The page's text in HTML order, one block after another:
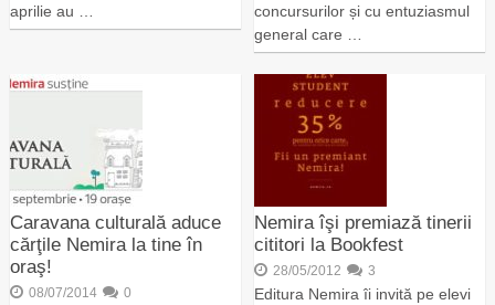
aprilie au …
concursurilor și cu entuziasmul
general care …
Caravana culturală aduce
cărţile Nemira la tine în
oraş!
08/07/2014 0
Nemira îşi premiază tinerii
cititori la Bookfest
28/05/2012 3
Editura Nemira îi invită pe elevi